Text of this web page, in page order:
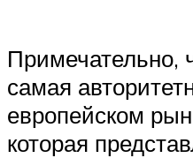
Примечательно,
самая
европейском
которая